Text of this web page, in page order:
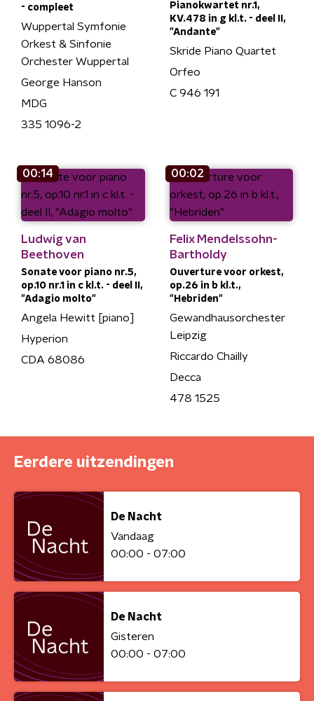
- compleet
Wuppertal Symfonie
Orkest & Sinfonie
Orchester Wuppertal
George Hanson
MDG
335 1096-2
Pianokwartet nr.1,
KV.478 in g kl.t. - deel II,
"Andante"
Skride Piano Quartet
Orfeo
C 946 191
00:14
Ludwig van
Beethoven
Sonate voor piano nr.5,
op.10 nr.1 in c kl.t. - deel II,
"Adagio molto"
Angela Hewitt [piano]
Hyperion
CDA 68086
00:02
Felix Mendelssohn-
Bartholdy
Ouverture voor orkest,
op.26 in b kl.t.,
"Hebriden"
Gewandhausorchester
Leipzig
Riccardo Chailly
Decca
478 1525
Eerdere uitzendingen
De Nacht
Vandaag
00:00 - 07:00
De Nacht
Gisteren
00:00 - 07:00